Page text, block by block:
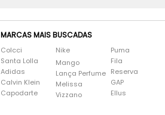
MARCAS MAIS BUSCADAS
Colcci
Santa Lolla
Adidas
Calvin Klein
Capodarte
Nike
Mango
Lança Perfume
Melissa
Vizzano
Puma
Fila
Reserva
GAP
Ellus